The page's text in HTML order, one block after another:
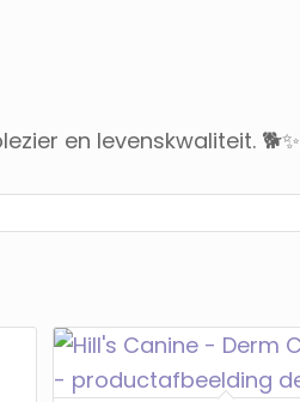
en levenskwaliteit. 🐕✨